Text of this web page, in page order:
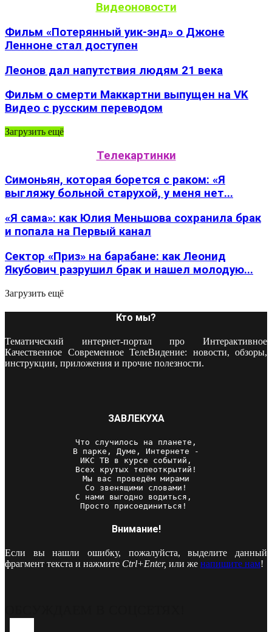
Видеоновости
Фильм «Потерянный уик-энд» о Джоне
Ленноне стал доступен
Леонов дал напутствия людям 21 века
Фильм о смерти Маккартни выпущен на VK
Видео с русским переводом
Загрузить ещё
Телекартинки
Симоньян, которая борется с раком: «Я
выгляжу больной старухой, у меня нет...
«Я сама»: как Юлия Меньшова сохранила брак
и попала на Первый канал
Сектор «Приз» на барабане: как Леонид
Якубович разрушил брак и нашел молодую...
Загрузить ещё
Кто мы?
Тематический интернет-портал про Интерактивное
Качественное Современное ТелеВидение: новости, обзоры,
инструкции, приложения и прочие полезности.
ЗАВЛЕКУХА
Что случилось на планете,
В парке, Думе, Интернете -
ИКС ТВ в курсе событий,
Всех крутых телеоткрытий!
Мы вас проведём мирами
Со звенящими словами!
С нами выгодно водиться,
Просто присоединиться!
Внимание!
Если вы нашли ошибку, пожалуйста, выделите данный
фрагмент текста и нажмите Ctrl+Enter, или же напишите нам!